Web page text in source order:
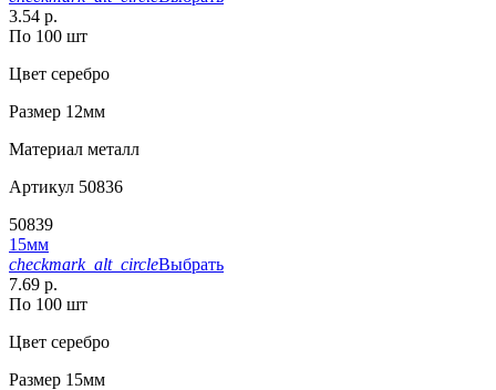
3.54 р.
По 100 шт
Цвет серебро
Размер 12мм
Материал металл
Артикул 50836
50839
15мм
checkmark_alt_circleВыбрать
7.69 р.
По 100 шт
Цвет серебро
Размер 15мм